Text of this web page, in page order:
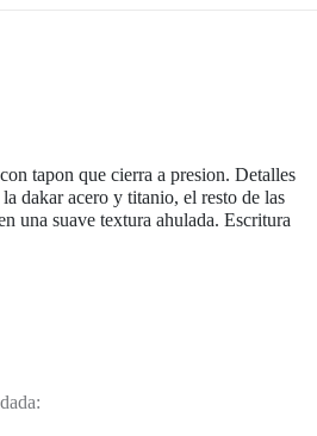
tapon que cierra a presion. Detalles
dakar acero y titanio, el resto de las
una suave textura ahulada. Escritura